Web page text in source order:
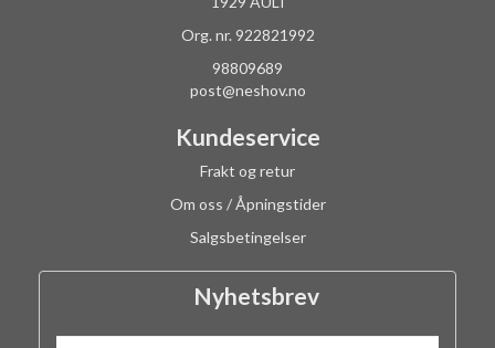
Org. nr. 922821992
98809689
post@neshov.no
Kundeservice
Frakt og retur
Om oss / Åpningstider
Salgsbetingelser
Nyhetsbrev